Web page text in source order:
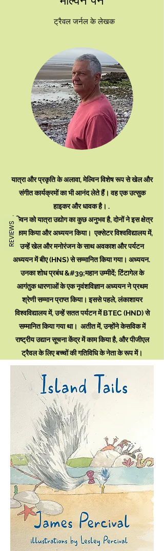
ट्रैवल जर्नल के लेखक
यात्रा और प्रकृति के अलावा, मेल्विन विशेष रूप से खेल और
संगीत कार्यक्रमों का भी आनंद लेते हैं। वह एक उत्सुक
हाइकर और धावक है। .
मेल्विन को यात्रा उद्योग का कुछ अनुभव है, दोनों ने इस क्षेत्र
में काम किया और अध्ययन किया। एक्सेटर विश्वविद्यालय में,
उन्हें खेल और मनोरंजन के साथ अवकाश और पर्यटन
अध्ययन में बीए (HNS) से सम्मानित किया गया। अध्ययन.
उनका शोध प्रबंध &#39;महान उम्मीदें; टिंटागेल के
आगंतुक धारणाओं के एक नृवंशविज्ञान अध्ययन ने प्रथम
श्रेणी सम्मान प्राप्त किया। इससे पहले, लंकाशायर
विश्वविद्यालय में, उन्हें सतत पर्यटन में BTEC (HND) से
सम्मानित किया गया था। अतीत में, उन्होंने केसविक में
राष्ट्रीय उद्यान सूचना केंद्र में काम किया है, और पीजीएल
ट्रैवल के लिए बच्चों की गतिविधि के नेता के रूप में।
REVIEWS